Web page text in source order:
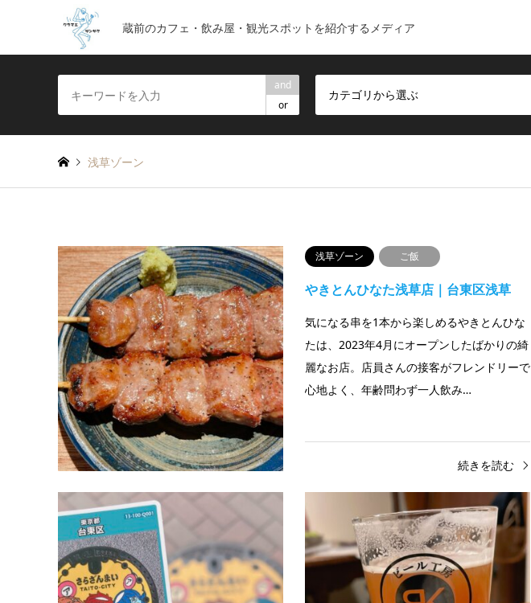
蔵前のカフェ・飲み屋・観光スポットを紹介するメディア
and
or
カテゴリから選ぶ
浅草ゾーン
浅草ゾーン ご飯
やきとんひなた浅草店｜台東区浅草
気になる串を1本から楽しめるやきとんひな
たは、2023年4月にオープンしたばかりの綺
麗なお店。店員さんの接客がフレンドリーで
心地よく、年齢問わず一人飲み…
続きを読む
観光
台東区マンホールカード配布場所(台東
区生涯学習センター)さらざん…
浅草を舞台にしたアニメ「さらざんまい」が